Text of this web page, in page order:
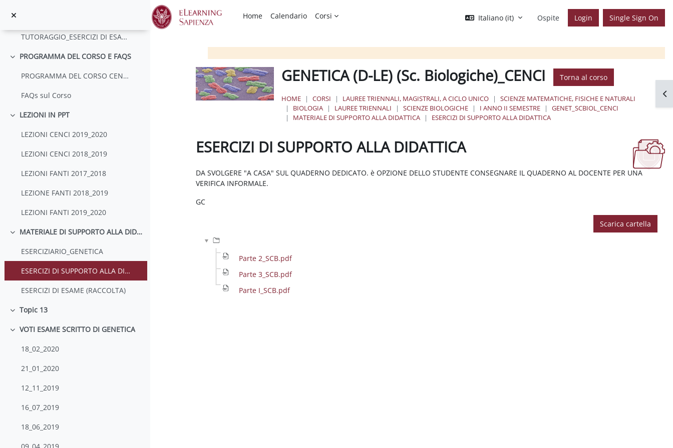
Home
Calendario Corsi Italiano ‎(it)‎ Ospite Login Single Sign On
TUTORAGGIO_ESERCIZI DI ESAME CON SOLUZIONI E SVOLGIMENTO
Minimizza
PROGRAMMA DEL CORSO E FAQS
PROGRAMMA DEL CORSO CENCI/FANTI
FAQs sul Corso
Minimizza
LEZIONI IN PPT
LEZIONI CENCI 2019_2020
LEZIONI CENCI 2018_2019
LEZIONI FANTI 2017_2018
LEZIONE FANTI 2018_2019
LEZIONI FANTI 2019_2020
Minimizza MATERIALE DI SUPPORTO ALLA DIDATTICA
ESERCIZIARIO_GENETICA
ESERCIZI DI SUPPORTO ALLA DIDATTICA
ESERCIZI DI ESAME (RACCOLTA)
Minimizza
Topic 13
Minimizza
VOTI ESAME SCRITTO DI GENETICA
18_02_2020
21_01_2020
12_11_2019
16_07_2019
18_06_2019
GENETICA (D-LE) (Sc. Biologiche)_CENCI Torna al corso
HOME CORSI LAUREE TRIENNALI, MAGISTRALI, A CICLO UNICO
SCIENZE MATEMATICHE, FISICHE E NATURALI
BIOLOGIA
LAUREE TRIENNALI SCIENZE BIOLOGICHE I ANNO II SEMESTRE
GENET_SCBIOL_CENCI
MATERIALE DI SUPPORTO ALLA DIDATTICA
ESERCIZI DI SUPPORTO ALLA DIDATTICA
ESERCIZI DI SUPPORTO ALLA DIDATTICA
DA SVOLGERE "A CASA" SUL QUADERNO DEDICATO. è OPZIONE DELLO STUDENTE CONSEGNARE IL QUADERNO AL DOCENTE PER UNA
VERIFICA INFORMALE.
GC
Scarica cartella
Parte 2_SCB.pdf
Parte 3_SCB.pdf
Parte I_SCB.pdf